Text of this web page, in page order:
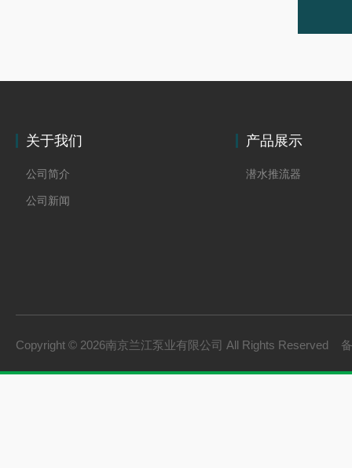
关于我们
公司简介
公司新闻
产品展示
潜水推流器
Copyright © 2026南京兰江泵业有限公司 All Rights Reserved